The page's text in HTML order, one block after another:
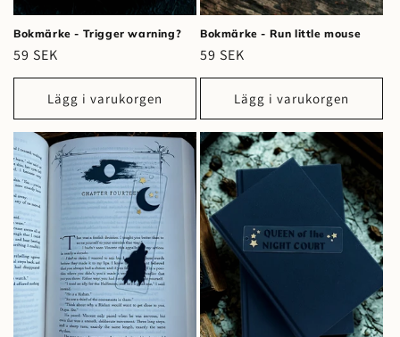
Bokmärke - Trigger warning?
Ordinarie
pris
59 SEK
Lägg i varukorgen
Bokmärke - Run little mouse
Ordinarie
pris
59 SEK
Lägg i varukorgen